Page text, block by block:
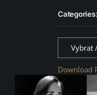
Categories:
Vybrat
Download